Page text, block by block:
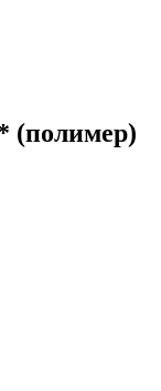
(полимер)